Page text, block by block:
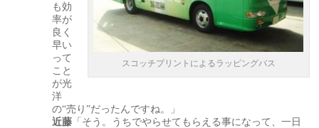
スコッチプリントによるラッピングバス
も効
率が
良く
早い
って
こと
が光
洋
の“売り”だったんですね。」
近藤 「そう。うちでやらせてもらえる事になって、一日